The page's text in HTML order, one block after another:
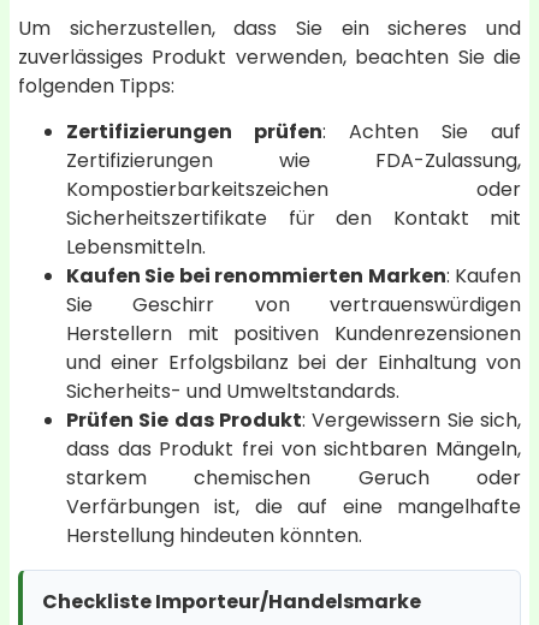
Um sicherzustellen, dass Sie ein sicheres und
zuverlässiges Produkt verwenden, beachten Sie die
folgenden Tipps:
Zertifizierungen prüfen: Achten Sie auf
Zertifizierungen wie FDA-Zulassung,
Kompostierbarkeitszeichen oder
Sicherheitszertifikate für den Kontakt mit
Lebensmitteln.
Kaufen Sie bei renommierten Marken: Kaufen
Sie Geschirr von vertrauenswürdigen
Herstellern mit positiven Kundenrezensionen
und einer Erfolgsbilanz bei der Einhaltung von
Sicherheits- und Umweltstandards.
Prüfen Sie das Produkt: Vergewissern Sie sich,
dass das Produkt frei von sichtbaren Mängeln,
starkem chemischen Geruch oder
Verfärbungen ist, die auf eine mangelhafte
Herstellung hindeuten könnten.
Checkliste Importeur/Handelsmarke